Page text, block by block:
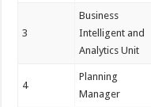
3
Business
Intelligent and
Analytics Unit
4
Planning
Manager